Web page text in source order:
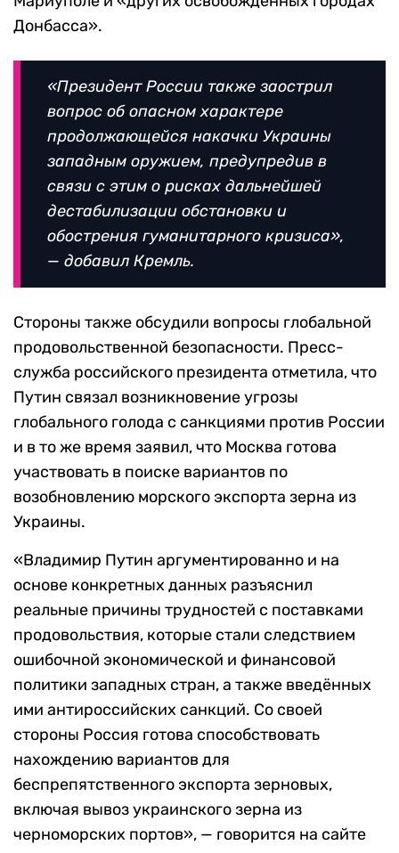
Донбасса».
«Президент России также заострил
вопрос об опасном характере
продолжающейся накачки Украины
западным оружием, предупредив в
связи с этим о рисках дальнейшей
дестабилизации обстановки и
обострения гуманитарного кризиса»,
— добавил Кремль.
Стороны также обсудили вопросы глобальной
продовольственной безопасности. Пресс-
служба российского президента отметила, что
Путин связал возникновение угрозы
глобального голода с санкциями против России
и в то же время заявил, что Москва готова
участвовать в поиске вариантов по
возобновлению морского экспорта зерна из
Украины.
«Владимир Путин аргументированно и на
основе конкретных данных разъяснил
реальные причины трудностей с поставками
продовольствия, которые стали следствием
ошибочной экономической и финансовой
политики западных стран, а также введённых
ими антироссийских санкций. Со своей
стороны Россия готова способствовать
нахождению вариантов для
беспрепятственного экспорта зерновых,
включая вывоз украинского зерна из
черноморских портов», — говорится на сайте